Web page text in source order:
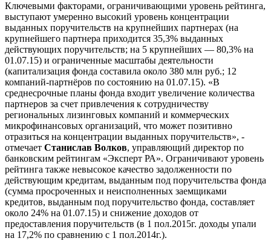
Ключевыми факторами, ограничивающими уровень рейтинга,
выступают умеренно высокий уровень концентрации
выданных поручительств на крупнейших партнерах (на
крупнейшего партнера приходится 35,3% выданных
действующих поручительств; на 5 крупнейших — 80,3% на
01.07.15) и ограниченные масштабы деятельности
(капитализация фонда составила около 380 млн руб.; 12
компаний-партнёров по состоянию на 01.07.15). «В
среднесрочные планы фонда входит увеличение количества
партнеров за счет привлечения к сотрудничеству
региональных лизинговых компаний и коммерческих
микрофинансовых организаций, что может позитивно
отразиться на концентрации выданных поручительств», -
отмечает Станислав Волков, управляющий директор по
банковским рейтингам «Эксперт РА». Ограничивают уровень
рейтинга также невысокое качество задолженности по
действующим кредитам, выданным под поручительства фонда
(сумма просроченных и неисполненных заемщиками
кредитов, выданным под поручительство фонда, составляет
около 24% на 01.07.15) и снижение доходов от
предоставления поручительств (в 1 пол.2015г. доходы упали
на 17,2% по сравнению с 1 пол.2014г.).